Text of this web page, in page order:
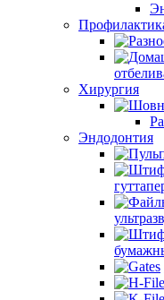
Хирургия
Эндодонтия